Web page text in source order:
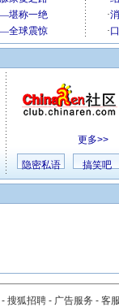
更多>>
隐密私语 搞笑吧
- 搜狐招聘 - 广告服务 - 客